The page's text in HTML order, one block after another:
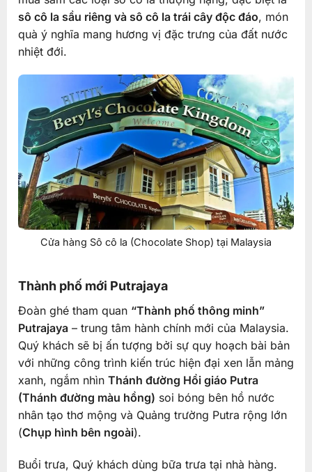
sô cô la sầu riêng và sô cô la trái cây độc đáo, món
quà ý nghĩa mang hương vị đặc trưng của đất nước
nhiệt đới.
Cửa hàng Sô cô la (Chocolate Shop) tại Malaysia
Thành phố mới Putrajaya
Đoàn ghé tham quan “Thành phố thông minh”
Putrajaya– trung tâm hành chính mới của Malaysia.
Quý khách sẽ bị ấn tượng bởi sự quy hoạch bài bản
với những công trình kiến trúc hiện đại xen lẫn mảng
xanh, ngắm nhìn Thánh đường Hồi giáo Putra
(Thánh đường màu hồng) soi bóng bên hồ nước
nhân tạo thơ mộng và Quảng trường Putra rộng lớn
(Chụp hình bên ngoài).
Buổi trưa, Quý khách dùng bữa trưa tại nhà hàng.